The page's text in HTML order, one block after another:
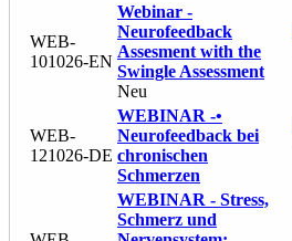
WEB-
101026-EN
Webinar -
Neurofeedback
Assesment with the
Swingle Assessment
Neu
WEB-
121026-DE
WEBINAR -•
Neurofeedback bei
chronischen
Schmerzen
WEBINAR - Stress,
Schmerz und